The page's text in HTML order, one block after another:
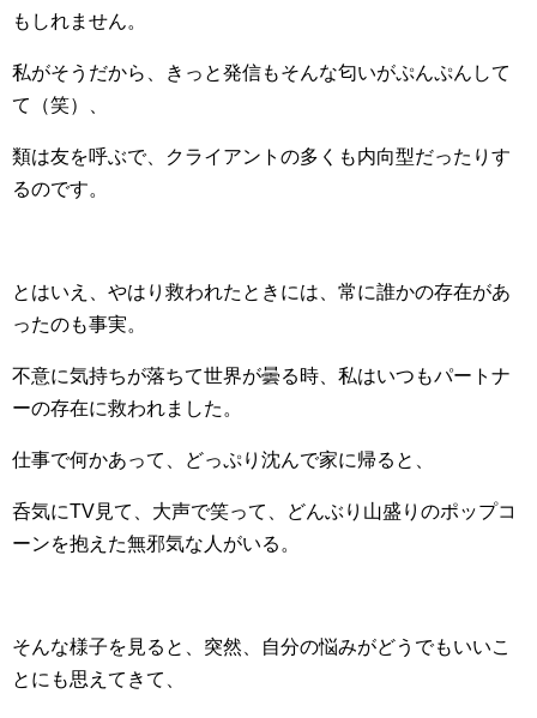
もしれません。
私がそうだから、きっと発信もそんな匂いがぷんぷんして
て（笑）、
類は友を呼ぶで、クライアントの多くも内向型だったりす
るのです。
とはいえ、やはり救われたときには、常に誰かの存在があ
ったのも事実。
不意に気持ちが落ちて世界が曇る時、私はいつもパートナ
ーの存在に救われました。
仕事で何かあって、どっぷり沈んで家に帰ると、
呑気にTV見て、大声で笑って、どんぶり山盛りのポップコ
ーンを抱えた無邪気な人がいる。
そんな様子を見ると、突然、自分の悩みがどうでもいいこ
とにも思えてきて、